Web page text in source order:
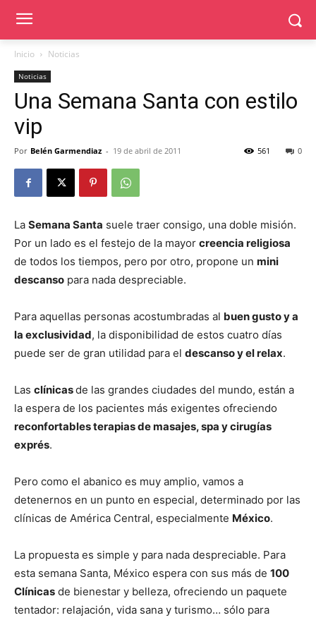
Inicio Noticias
Noticias
Una Semana Santa con estilo
vip
Por Belén Garmendiaz - 19 de abril de 2011 0
561
La Semana Santa suele traer consigo, una doble misión.
Por un lado es el festejo de la mayor creencia religiosa
de todos los tiempos, pero por otro, propone un mini
descanso para nada despreciable.
Para aquellas personas acostumbradas al buen gusto y a
la exclusividad, la disponibilidad de estos cuatro días
puede ser de gran utilidad para el descanso y el relax.
Las clínicasde las grandes ciudades del mundo, están a
la espera de los pacientes más exigentes ofreciendo
reconfortables terapias de masajes, spa y cirugías
exprés.
Pero como el abanico es muy amplio, vamos a
detenernos en un punto en especial, determinado por las
clínicas de América Central, especialmente México.
La propuesta es simple y para nada despreciable. Para
esta semana Santa, México espera con sus más de 100
Clínicas de bienestar y belleza, ofreciendo un paquete
tentador: relajación, vida sana y turismo… sólo para